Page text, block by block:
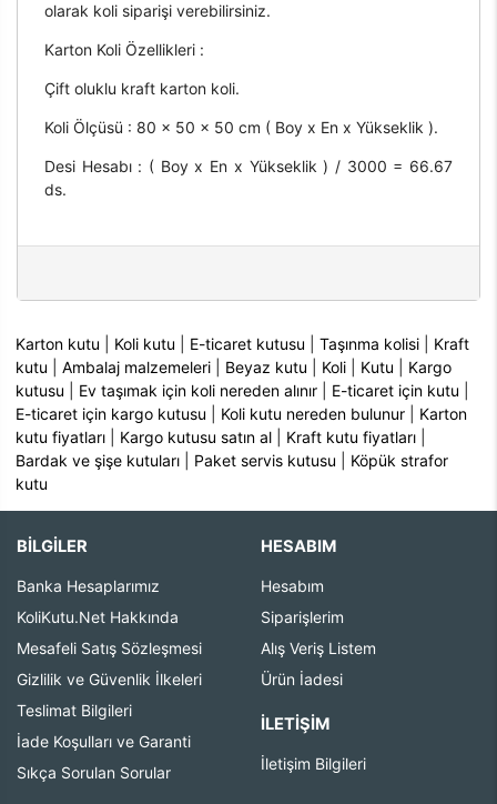
olarak koli siparişi verebilirsiniz.
Karton Koli Özellikleri :
Çift oluklu kraft karton koli.
Koli Ölçüsü : 80 x 50 x 50 cm ( Boy x En x Yükseklik ).
Desi Hesabı : ( Boy x En x Yükseklik ) / 3000 = 66.67
ds.
Karton kutu Koli kutu E-ticaret kutusu |Taşınma kolisi
Kraft
kutu |Ambalaj malzemeleri Beyaz kutu Koli Kutu
Kargo
kutusu
Ev taşımak için koli nereden alınır E-ticaret için kutu
E-ticaret için kargo kutusu
Koli kutu nereden bulunur
Karton
kutu fiyatları
Kargo kutusu satın al Kraft kutu fiyatları
Bardak ve şişe kutuları
Paket servis kutusu
Köpük strafor
kutu
BİLGİLER
Banka Hesaplarımız
KoliKutu.Net Hakkında
Mesafeli Satış Sözleşmesi
Gizlilik ve Güvenlik İlkeleri
Teslimat Bilgileri
İade Koşulları ve Garanti
Sıkça Sorulan Sorular
HESABIM
Hesabım
Siparişlerim
Alış Veriş Listem
Ürün İadesi
İLETIŞIM
İletişim Bilgileri